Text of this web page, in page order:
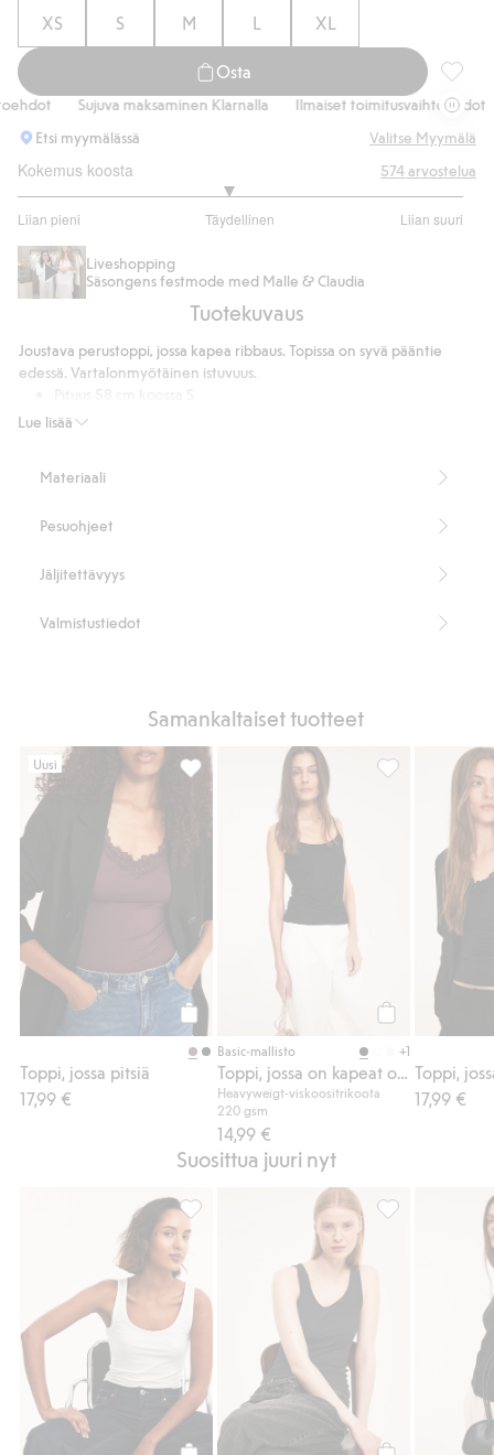
XS S M L XL
Osta
Sujuva maksaminen Klarnalla Ilmaiset toimitusvaihtoehdot
Etsi myymälässä
Valitse Myymälä
Kokemus koosta
Liian pieni Täydellinen Liian suuri
/
5
447
ääneen
574arvostelua
Liveshopping
Säsongens festmode med Malle & Claudia
Tuotekuvaus
Lue lisää
Joustava perustoppi, jossa kapea ribbaus. Topissa on syvä pääntie
edessä. Vartalonmyötäinen istuvuus.
Sisältää 95 % muuntopuuvillaa
Materiaali
Pesuohjeet
Jäljitettävyys
Valmistustiedot
Samankaltaiset tuotteet
Uusi
Osta
Toppi, jossa pitsiä
17,99 €
Toppi, jossa pitsiä, Lisää suosikkeihin
Basic-mallisto +1
Heavyweigt-viskoositrikoota
220 gsm
14,99 €
Toppi, jossa
Toppi,
17,99 €
Suosittua juuri nyt
Puuvillatrikoota oleva toppi, Lisää